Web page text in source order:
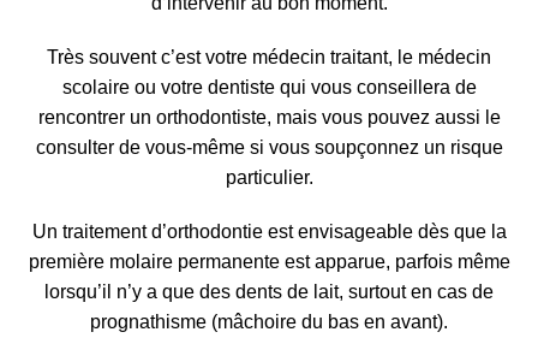
Très souvent c’est votre médecin traitant, le médecin
scolaire ou votre dentiste qui vous conseillera de
rencontrer un orthodontiste, mais vous pouvez aussi le
consulter de vous-même si vous soupçonnez un risque
particulier.
Un traitement d’orthodontie est envisageable dès que la
première molaire permanente est apparue, parfois même
lorsqu’il n’y a que des dents de lait, surtout en cas de
prognathisme (mâchoire du bas en avant).